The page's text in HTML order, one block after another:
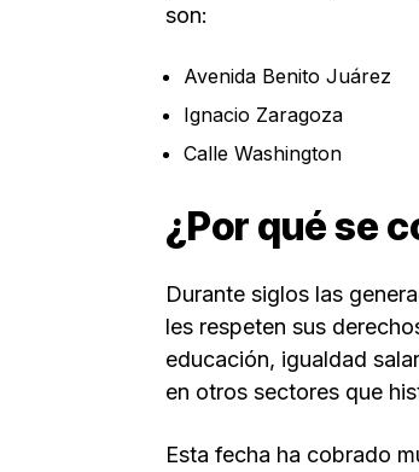
son:
Avenida Benito Juárez
Ignacio Zaragoza
Calle Washington
¿Por qué se
Durante siglos las
les respeten sus
educación, igualdad
en otros sectores que
Esta fecha ha cobrado